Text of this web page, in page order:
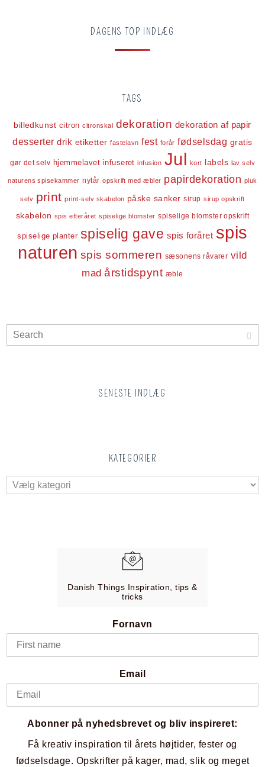
DAGENS TOP INDLÆG
TAGS
billedkunst citron citronskal dekoration dekoration af papir
desserter drik etiketter fastelavn fest forår fødselsdag gratis
gør det selv hjemmelavet infuseret infusion Jul kort labels lav selv
naturens spisekammer nytår opskrift med æbler papirdekoration pluk
selv print print-selv skabelon påske sanker sirup sirup opskrift
skabelon spis efteråret spiselige blomster spiselige blomster opskrift
spiselige planter spiselig gave spis foråret spis
naturen spis sommeren sæsonens råvarer vild
mad årstidspynt æble
SENESTE INDLÆG
KATEGORIER
Danish Things Inspiration, tips &
tricks
Fornavn
Email
Abonner på nyhedsbrevet og bliv inspireret:
Få kreativ inspiration til årets højtider, fester og
fødselsdage. Opskrifter på kager, mad, slik og meget